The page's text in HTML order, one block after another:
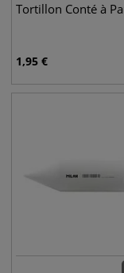
Tortillon Conté à
1,95 €